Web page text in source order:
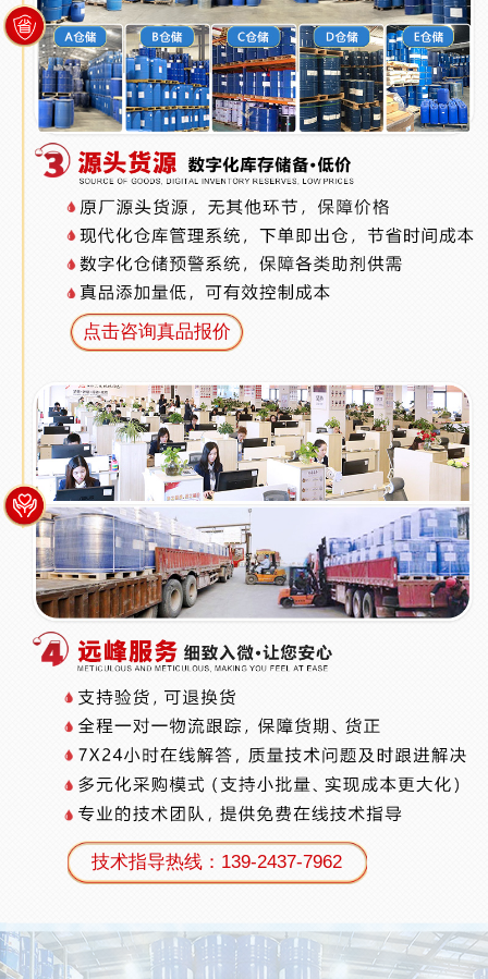
点击咨询真品报价
技术指导热线：139-2437-7962